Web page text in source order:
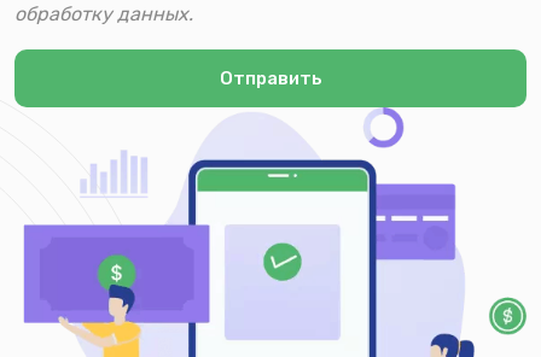
обработку данных.
Отправить